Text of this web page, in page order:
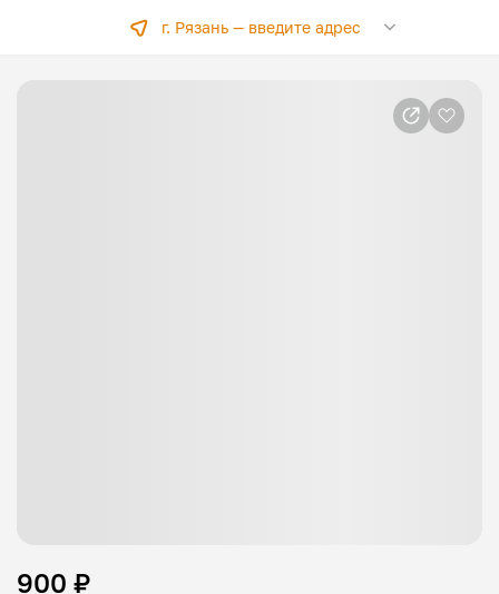
г. Рязань —введите адрес
900 ₽